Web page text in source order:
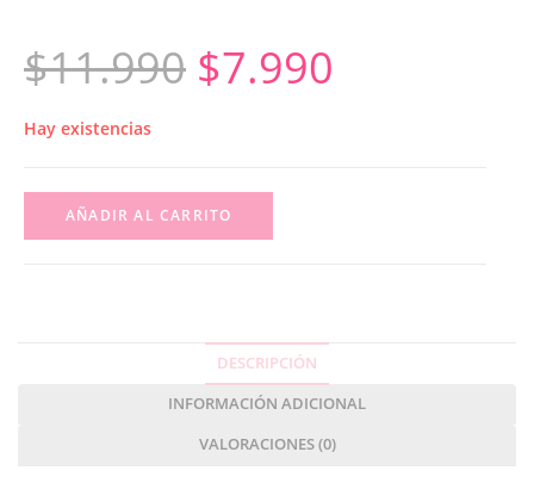
$11.990 $7.990
Hay existencias
AÑADIR AL CARRITO
DESCRIPCIÓN
INFORMACIÓN ADICIONAL
VALORACIONES (0)